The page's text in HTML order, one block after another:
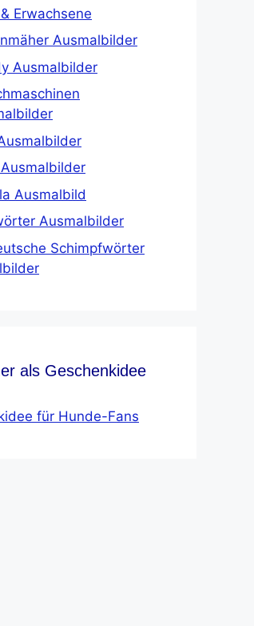
Erwachsene
Ausmalbilder
Ausmalbilder
Ausmalbild
Ausmalbilder
Schimpfwörter
als Geschenkidee
für Hunde-Fans